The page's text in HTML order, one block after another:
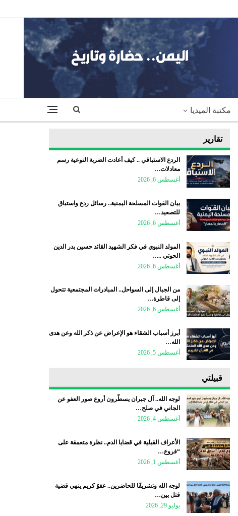
مكتبة الميديا
تقارير
الردع الاستباقي .. كيف أعادت الضربة النوعية رسم
معادلات…
أغسطس 6, 2026
بيان القوات المسلحة اليمنية.. رسائل ردع واستباق
للتصعيد…
أغسطس 6, 2026
المولد النبوي في فكر الشهيد القائد حسين بدر الدين
الحوثي ..…
أغسطس 6, 2026
من الجبال إلى السواحل.. المبادرات المجتمعية تتحول
إلى قاطرة…
أغسطس 6, 2026
أبرز أسباب الشقاء هو الإعراض عن ذكر الله وعن هدى
الله…
أغسطس 5, 2026
قبيلتي
لوجه الله.. آل جبران يسطّرون أروع صور العفو عن
الجاني في صلح…
أغسطس 4, 2026
الأعراف القبلية في قضايا الدم.. نظرة متعمقة على
“فروع…
أغسطس 1, 2026
لوجه الله وتشريفًا للحاضرين.. عفوٌ كريم ينهي قضية
قتل بين…
يوليو 29, 2026